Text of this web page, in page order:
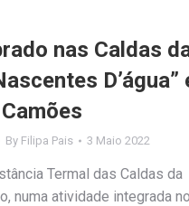
nas Caldas
D’água”
By Filipa Pais 3 Maio 2022
Termal das Caldas da
numa atividade integrada no